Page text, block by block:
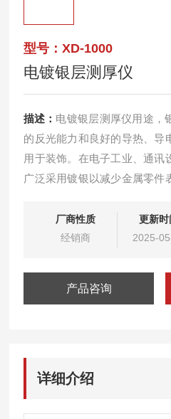
型号：XD-1000
电镀银层测厚仪
描述： 电镀银层测厚仪用途，
的反光能力和良好的导热、导
用于装饰。在电子工业、通讯
广泛采用镀银以减少金属零件
也需镀银。由于银原子容易扩
湿大气中易产生“银须“造成短
厂商性质
经销商
更新时
2025-
产品咨询
详细介绍